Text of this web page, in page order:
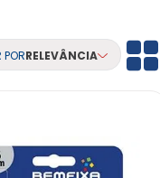
PORRELEVÂNCIA